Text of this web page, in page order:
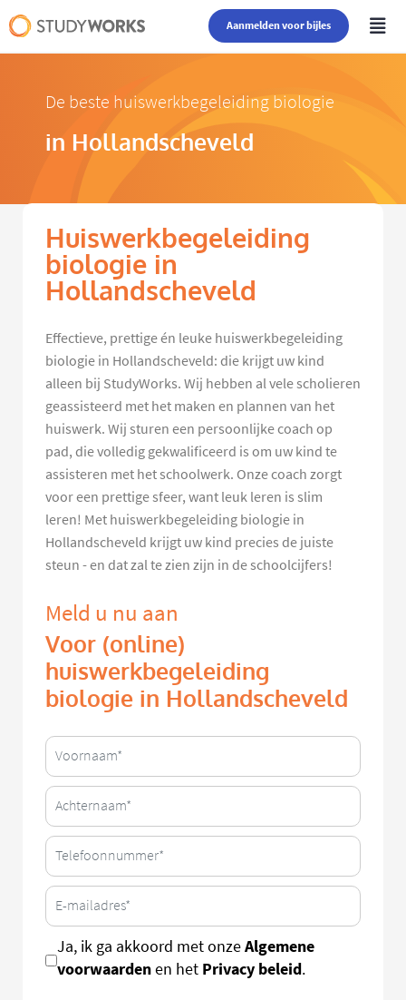
Aanmelden voor bijles
De beste huiswerkbegeleiding biologie
in Hollandscheveld
Huiswerkbegeleiding
biologie in
Hollandscheveld
Effectieve, prettige én leuke huiswerkbegeleiding
biologie in Hollandscheveld: die krijgt uw kind
alleen bij StudyWorks. Wij hebben al vele scholieren
geassisteerd met het maken en plannen van het
huiswerk. Wij sturen een persoonlijke coach op
pad, die volledig gekwalificeerd is om uw kind te
assisteren met het schoolwerk. Onze coach zorgt
voor een prettige sfeer, want leuk leren is slim
leren! Met huiswerkbegeleiding biologie in
Hollandscheveld krijgt uw kind precies de juiste
steun - en dat zal te zien zijn in de schoolcijfers!
Meld u nu aan
Voor (online)
huiswerkbegeleiding
biologie in Hollandscheveld
Ja, ik ga akkoord met onzeAlgemene
voorwaardenen het Privacy beleid.